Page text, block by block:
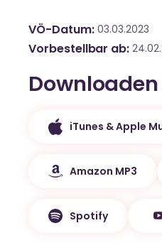
VÖ-Datum 03.03.2023
Vorbestellbar ab
iTunes & Apple
Amazon MP3
Spotify